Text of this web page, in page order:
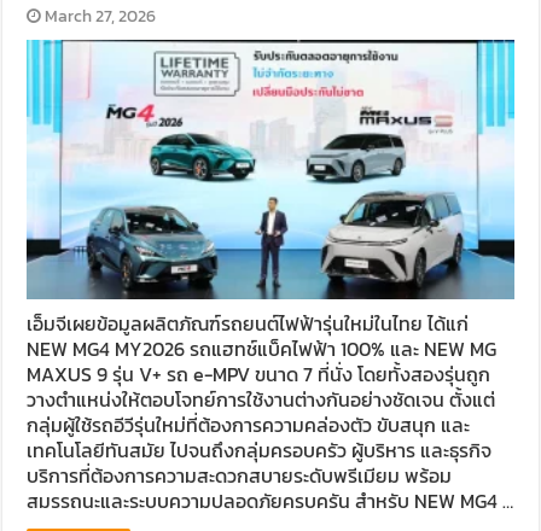
March 27, 2026
เอ็มจีเผยข้อมูลผลิตภัณฑ์รถยนต์ไฟฟ้ารุ่นใหม่ในไทย ได้แก่
NEW MG4 MY2026 รถแฮทช์แบ็คไฟฟ้า 100% และ NEW MG
MAXUS 9 รุ่น V+ รถ e-MPV ขนาด 7 ที่นั่ง โดยทั้งสองรุ่นถูก
วางตำแหน่งให้ตอบโจทย์การใช้งานต่างกันอย่างชัดเจน ตั้งแต่
กลุ่มผู้ใช้รถอีวีรุ่นใหม่ที่ต้องการความคล่องตัว ขับสนุก และ
เทคโนโลยีทันสมัย ไปจนถึงกลุ่มครอบครัว ผู้บริหาร และธุรกิจ
บริการที่ต้องการความสะดวกสบายระดับพรีเมียม พร้อม
สมรรถนะและระบบความปลอดภัยครบครัน สำหรับ NEW MG4 …